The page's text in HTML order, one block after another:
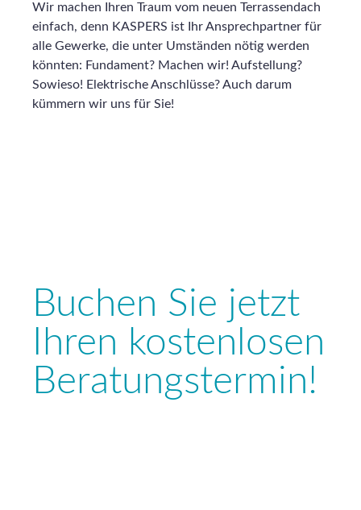
Wir machen Ihren Traum vom neuen Terrassendach
einfach, denn KASPERS ist Ihr Ansprechpartner für
alle Gewerke, die unter Umständen nötig werden
könnten: Fundament? Machen wir! Aufstellung?
Sowieso! Elektrische Anschlüsse? Auch darum
kümmern wir uns für Sie!
Buchen Sie jetzt
Ihren kostenlosen
Beratungstermin!